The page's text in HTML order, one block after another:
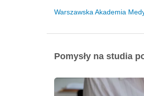
Warszawska Akademia
Pomysły na studia